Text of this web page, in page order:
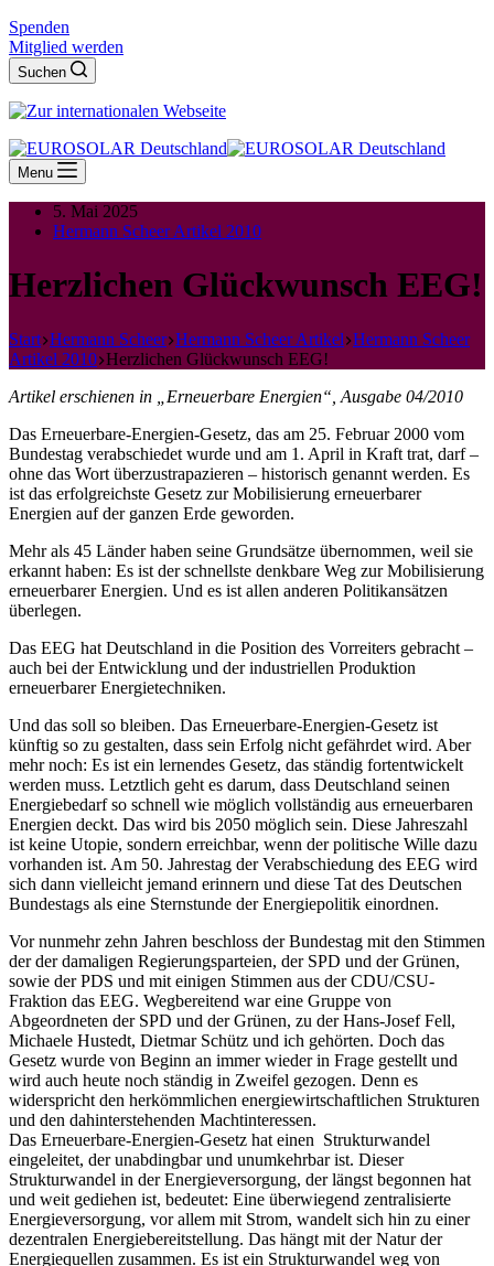
Spenden
Mitglied werden
Suchen
Menu
5. Mai 2025
Hermann Scheer Artikel 2010
Herzlichen Glückwunsch EEG!
Start Hermann Scheer Hermann Scheer Artikel Hermann Scheer
Artikel 2010 Herzlichen Glückwunsch EEG!
Artikel erschienen in „Erneuerbare Energien“, Ausgabe 04/2010
Das Erneuerbare-Energien-Gesetz, das am 25. Februar 2000 vom
Bundestag verabschiedet wurde und am 1. April in Kraft trat, darf –
ohne das Wort überzustrapazieren – historisch genannt werden. Es
ist das erfolgreichste Gesetz zur Mobilisierung erneuerbarer
Energien auf der ganzen Erde geworden.
Mehr als 45 Länder haben seine Grundsätze übernommen, weil sie
erkannt haben: Es ist der schnellste denkbare Weg zur Mobilisierung
erneuerbarer Energien. Und es ist allen anderen Politikansätzen
überlegen.
Das EEG hat Deutschland in die Position des Vorreiters gebracht –
auch bei der Entwicklung und der industriellen Produktion
erneuerbarer Energietechniken.
Und das soll so bleiben. Das Erneuerbare-Energien-Gesetz ist
künftig so zu gestalten, dass sein Erfolg nicht gefährdet wird. Aber
mehr noch: Es ist ein lernendes Gesetz, das ständig fortentwickelt
werden muss. Letztlich geht es darum, dass Deutschland seinen
Energiebedarf so schnell wie möglich vollständig aus erneuerbaren
Energien deckt. Das wird bis 2050 möglich sein. Diese Jahreszahl
ist keine Utopie, sondern erreichbar, wenn der politische Wille dazu
vorhanden ist. Am 50. Jahrestag der Verabschiedung des EEG wird
sich dann vielleicht jemand erinnern und diese Tat des Deutschen
Bundestags als eine Sternstunde der Energiepolitik einordnen.
Vor nunmehr zehn Jahren beschloss der Bundestag mit den Stimmen
der der damaligen Regierungsparteien, der SPD und der Grünen,
sowie der PDS und mit einigen Stimmen aus der CDU/CSU-
Fraktion das EEG. Wegbereitend war eine Gruppe von
Abgeordneten der SPD und der Grünen, zu der Hans-Josef Fell,
Michaele Hustedt, Dietmar Schütz und ich gehörten. Doch das
Gesetz wurde von Beginn an immer wieder in Frage gestellt und
wird auch heute noch ständig in Zweifel gezogen. Denn es
widerspricht den herkömmlichen energiewirtschaftlichen Strukturen
und den dahinterstehenden Machtinteressen.
Das Erneuerbare-Energien-Gesetz hat einen Strukturwandel
eingeleitet, der unabdingbar und unumkehrbar ist. Dieser
Strukturwandel in der Energieversorgung, der längst begonnen hat
und weit gediehen ist, bedeutet: Eine überwiegend zentralisierte
Energieversorgung, vor allem mit Strom, wandelt sich hin zu einer
dezentralen Energiebereitstellung. Das hängt mit der Natur der
Energiequellen zusammen. Es ist ein Strukturwandel weg von